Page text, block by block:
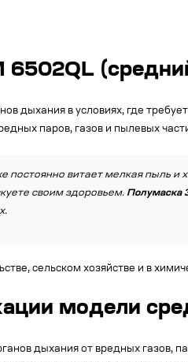
дыхания в условиях, где
паров, газов и пылевых
постоянно витает мелкая пыль и
своим здоровьем. Полумаска
сельском хозяйстве и в
модели
дыхания от вредных газов,